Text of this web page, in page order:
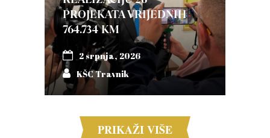
PROJEKATA VRIJEDNIH
764.734 KM
2 srpnja, 2026
KŠC Travnik
PRIKAŽI VIŠE